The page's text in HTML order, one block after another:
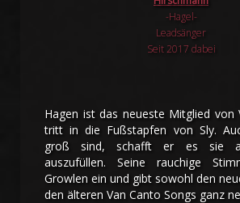
-Hagel-
Leadsänger
Seit 2017 dabei
Hagen ist das neueste Mitglied von
tritt in die Fußstapfen von Sly.
groß sind, schafft er es sie
auszufüllen. Seine rauchige
Growlen ein und gibt sowohl den
den älteren Van Canto Songs ganz